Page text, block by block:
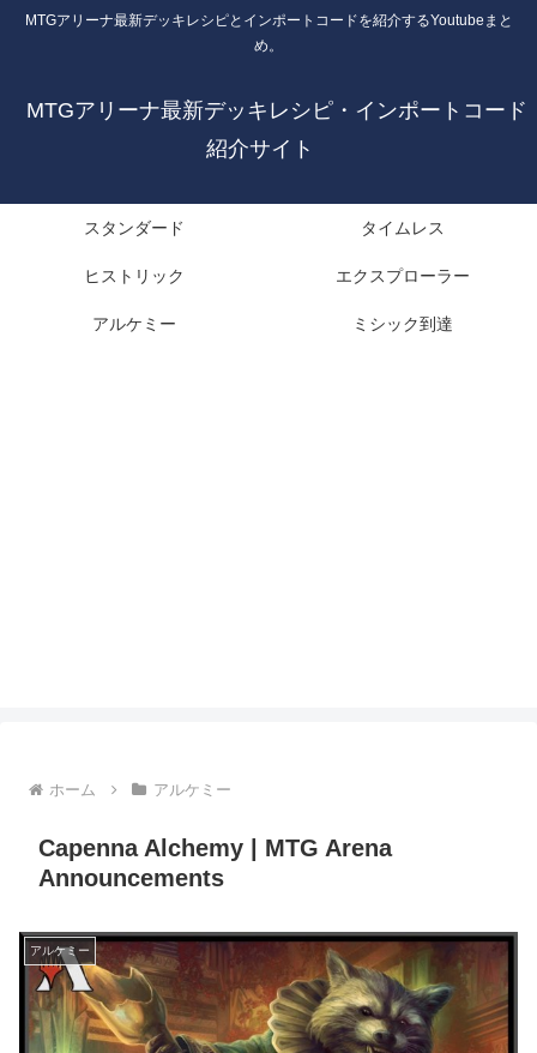
MTGアリーナ最新デッキレシピとインポートコードを紹介するYoutubeまと
め。
MTGアリーナ最新デッキレシピ・インポートコード
紹介サイト
スタンダード タイムレス
ヒストリック エクスプローラー
アルケミー ミシック到達
ホーム アルケミー
Capenna Alchemy | MTG Arena
Announcements
アルケミー